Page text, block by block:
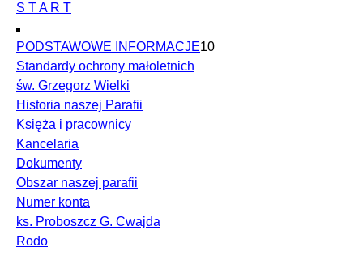
S T A R T
PODSTAWOWE INFORMACJE10
Standardy ochrony małoletnich
św. Grzegorz Wielki
Historia naszej Parafii
Księża i pracownicy
Kancelaria
Dokumenty
Obszar naszej parafii
Numer konta
ks. Proboszcz G. Cwajda
Rodo